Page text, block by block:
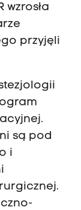
wzrosła
przyjęli
są pod
i